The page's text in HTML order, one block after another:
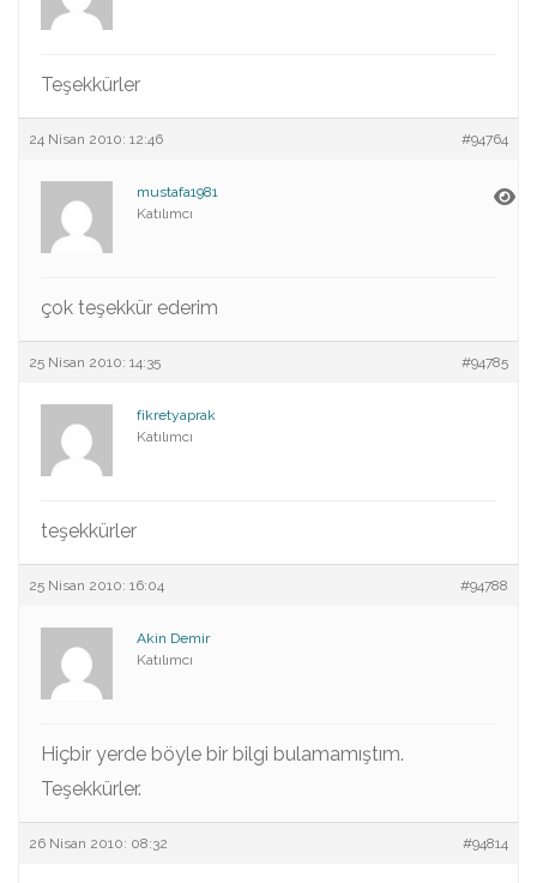
Teşekkürler
24 Nisan 2010: 12:46 #94764
mustafa1981
Katılımcı
çok teşekkür ederim
25 Nisan 2010: 14:35 #94785
fikretyaprak
Katılımcı
teşekkürler
25 Nisan 2010: 16:04 #94788
Akin Demir
Katılımcı
Hiçbir yerde böyle bir bilgi bulamamıştım.
Teşekkürler.
26 Nisan 2010: 08:32 #94814